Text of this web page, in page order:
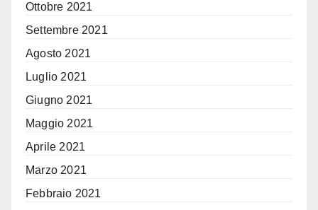
Ottobre 2021
Settembre 2021
Agosto 2021
Luglio 2021
Giugno 2021
Maggio 2021
Aprile 2021
Marzo 2021
Febbraio 2021